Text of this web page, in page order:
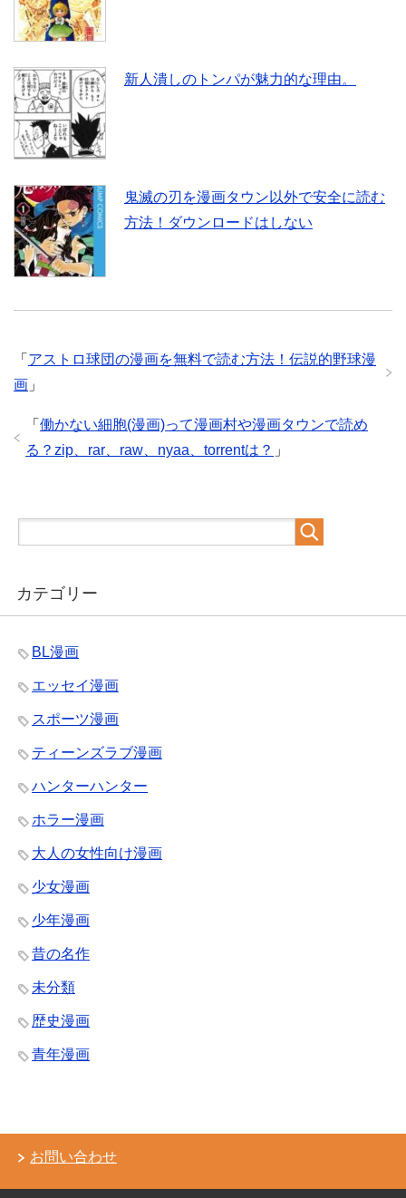
新人潰しのトンパが魅力的な理由。
鬼滅の刃を漫画タウン以外で安全に読む
方法！ダウンロードはしない
「 アストロ球団の漫画を無料で読む方法！伝説的野球漫
画 」
「 働かない細胞(漫画)って漫画村や漫画タウンで読め
る？zip、rar、raw、nyaa、torrentは？ 」
カテゴリー
BL漫画
エッセイ漫画
スポーツ漫画
ティーンズラブ漫画
ハンターハンター
ホラー漫画
大人の女性向け漫画
少女漫画
少年漫画
昔の名作
未分類
歴史漫画
青年漫画
お問い合わせ